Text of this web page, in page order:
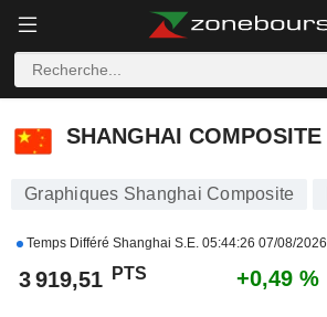
SHANGHAI COMPOSITE
SHANGHAI COMPOSITE
Graphiques Shanghai Composite
Temps Différé Shanghai S.E. 05:44:26 07/08/2026
3 919,51 PTS +0,49 %